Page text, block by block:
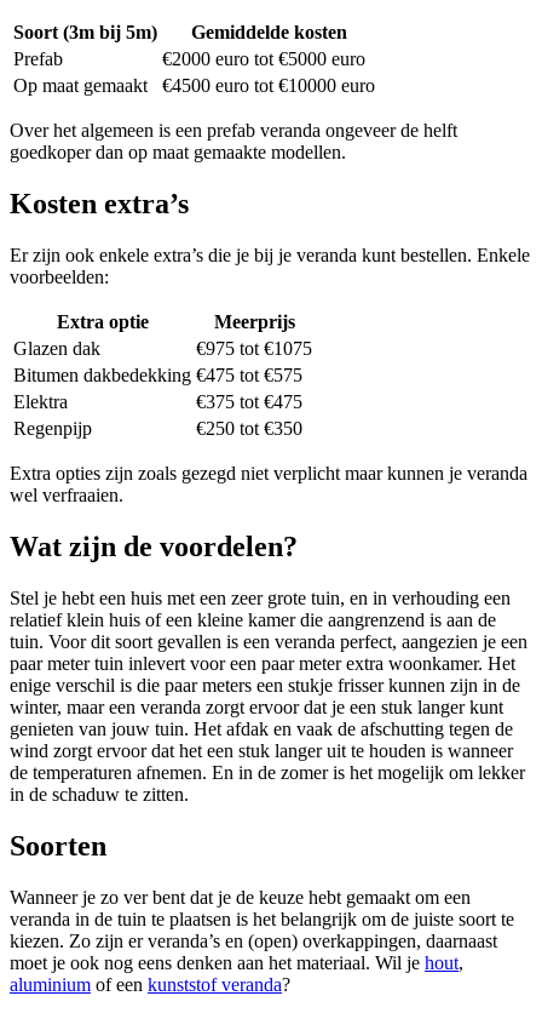
Soort (3m bij 5m)
Gemiddelde kosten
Prefab
€2000 euro tot €5000 euro
Op maat gemaakt
€4500 euro tot €10000 euro
Over het algemeen is een prefab veranda ongeveer de helft
goedkoper dan op maat gemaakte modellen.
Kosten extra’s
Er zijn ook enkele extra’s die je bij je veranda kunt bestellen. Enkele
voorbeelden:
Extra optie
Meerprijs
Glazen dak
€975 tot €1075
Bitumen dakbedekking €475 tot €575
Elektra
€375 tot €475
Regenpijp
€250 tot €350
Extra opties zijn zoals gezegd niet verplicht maar kunnen je veranda
wel verfraaien.
Wat zijn de voordelen?
Stel je hebt een huis met een zeer grote tuin, en in verhouding een
relatief klein huis of een kleine kamer die aangrenzend is aan de
tuin. Voor dit soort gevallen is een veranda perfect, aangezien je een
paar meter tuin inlevert voor een paar meter extra woonkamer. Het
enige verschil is die paar meters een stukje frisser kunnen zijn in de
winter, maar een veranda zorgt ervoor dat je een stuk langer kunt
genieten van jouw tuin. Het afdak en vaak de afschutting tegen de
wind zorgt ervoor dat het een stuk langer uit te houden is wanneer
de temperaturen afnemen. En in de zomer is het mogelijk om lekker
in de schaduw te zitten.
Soorten
Wanneer je zo ver bent dat je de keuze hebt gemaakt om een
veranda in de tuin te plaatsen is het belangrijk om de juiste soort te
kiezen. Zo zijn er veranda’s en (open) overkappingen, daarnaast
moet je ook nog eens denken aan het materiaal. Wil je hout,
aluminium of een kunststof veranda?